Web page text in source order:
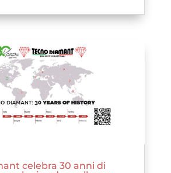
celebra 30 anni di